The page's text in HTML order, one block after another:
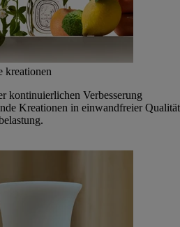
kreationen
kontinuierlichen Verbesserung
Kreationen in einwandfreier Qualität